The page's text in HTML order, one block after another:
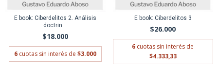
E book: Ciberdelitos 2. Análisis
doctrin...
$18.000
6 cuotas sin interés de $3.000
E book: Ciberdelitos 3
$26.000
6 cuotas sin interés de
$4.333,33